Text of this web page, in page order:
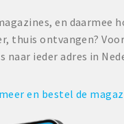
en daarmee
thuis ontvangen?
naar ieder adres in
en bestel de